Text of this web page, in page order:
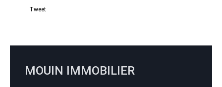
Tweet
MOUIN IMMOBILIER